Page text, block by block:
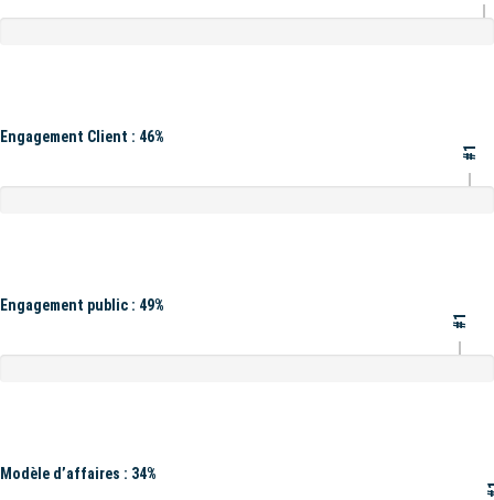
Engagement Client : 46%
#1
Engagement public : 49%
#1
Modèle d’affaires : 34%